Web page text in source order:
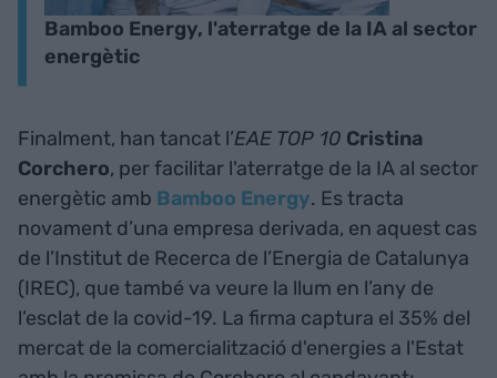
Bamboo Energy, l'aterratge de la IA al sector
energètic
Finalment, han tancat l’EAE TOP 10 Cristina
Corchero, per facilitar l'aterratge de la IA al sector
energètic amb Bamboo Energy. Es tracta
novament d’una empresa derivada, en aquest cas
de l’Institut de Recerca de l’Energia de Catalunya
(IREC), que també va veure la llum en l’any de
l’esclat de la covid-19. La firma captura el 35% del
mercat de la comercialització d'energies a l'Estat